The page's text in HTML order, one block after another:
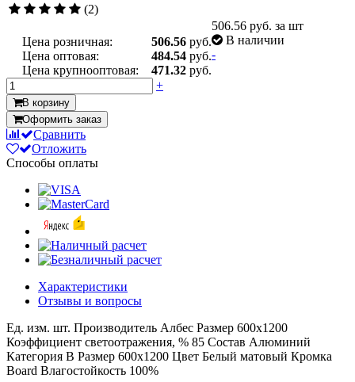
(2)
Цена розничная: 506.56 руб.
Цена оптовая:
484.54 руб.
Цена крупнооптовая:
471.32 руб.
506.56 руб. за шт
В наличии
-
+
В корзину
Оформить заказ
Сравнить
Отложить
Способы оплаты
Характеристики
Отзывы и вопросы
Ед. изм. шт. Производитель Албес Размер 600x1200
Коэффициент светоотражения, % 85 Состав Алюминий
Категория B Размер 600x1200 Цвет Белый матовый Кромка
Board Влагостойкость 100%